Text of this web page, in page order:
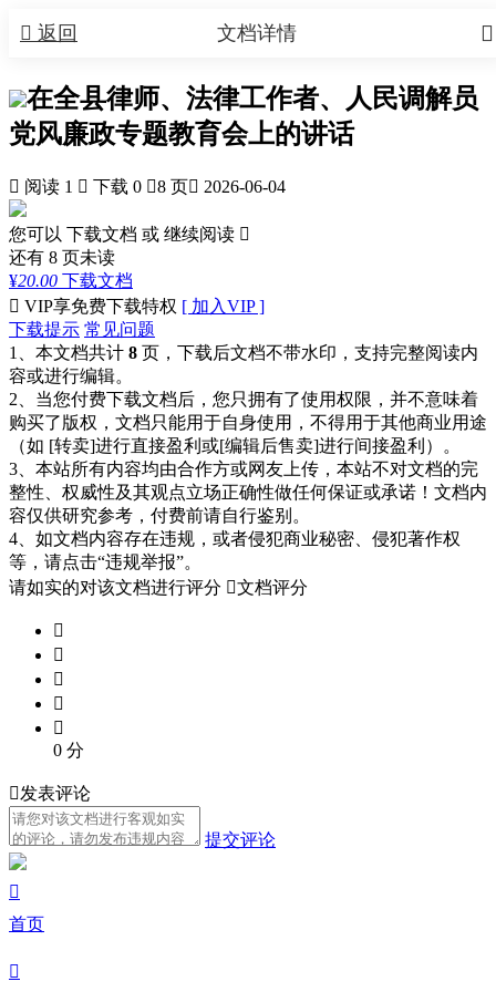
 返回 
文档详情
在全县律师、法律工作者、人民调解员
党风廉政专题教育会上的讲话
 阅读 1  下载 0 8 页 2026-06-04
您可以 下载文档 或 继续阅读 
还有 8 页未读
¥20.00 下载文档
 VIP享免费下载特权 [ 加入VIP ]
下载提示 常见问题
1、本文档共计 8 页，下载后文档不带水印，支持完整阅读内
容或进行编辑。
2、当您付费下载文档后，您只拥有了使用权限，并不意味着
购买了版权，文档只能用于自身使用，不得用于其他商业用途
（如 [转卖]进行直接盈利或[编辑后售卖]进行间接盈利）。
3、本站所有内容均由合作方或网友上传，本站不对文档的完
整性、权威性及其观点立场正确性做任何保证或承诺！文档内
容仅供研究参考，付费前请自行鉴别。
4、如文档内容存在违规，或者侵犯商业秘密、侵犯著作权
等，请点击“违规举报”。
请如实的对该文档进行评分 文档评分





0 分
发表评论
提交评论

首页
